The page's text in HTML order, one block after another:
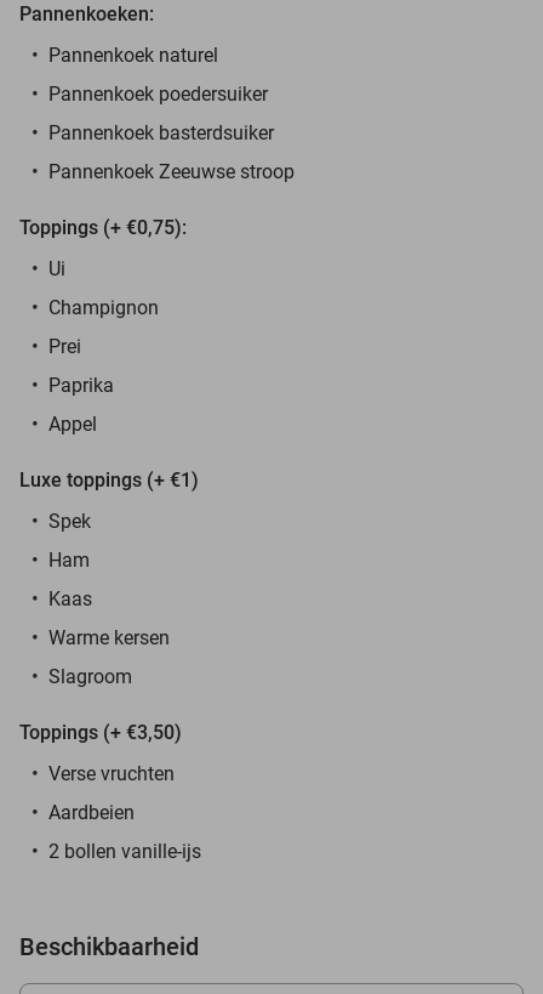
Pannenkoeken:
Pannenkoek naturel
Pannenkoek poedersuiker
Pannenkoek basterdsuiker
Pannenkoek Zeeuwse stroop
Toppings (+ €0,75):
Ui
Champignon
Prei
Paprika
Appel
Luxe toppings (+ €1)
Spek
Ham
Kaas
Warme kersen
Slagroom
Toppings (+ €3,50)
Verse vruchten
Aardbeien
2 bollen vanille-ijs
Beschikbaarheid